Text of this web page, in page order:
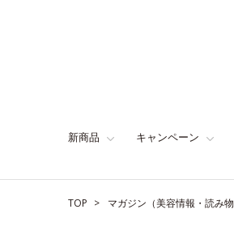
新商品 キャンペーン
TOP マガジン（美容情報・読み物